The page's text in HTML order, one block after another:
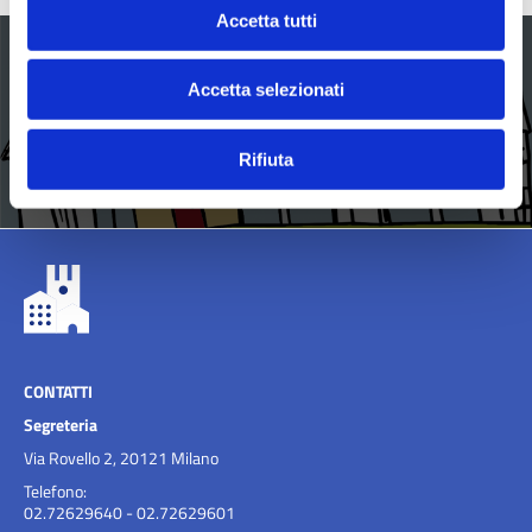
Accetta tutti
Accetta selezionati
Rifiuta
BENI CONFISCATI - Webinar per ETS e
CONTATTI
Segreteria
Via Rovello 2, 20121 Milano
Telefono:
02.72629640 - 02.72629601